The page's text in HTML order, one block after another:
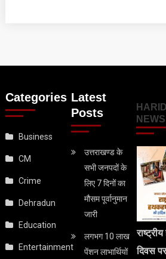
Categories
Business
CM
Crime
Dehradun
Education
Entertainment
Latest
Posts
उत्तराखण्ड के
सभी जनपदों के
लिए 7 दिनों का
मौसम पूर्वानुमान
जारी
लगभग 10 लाख
पेंशन लाभार्थियों
NEWS
दिवस